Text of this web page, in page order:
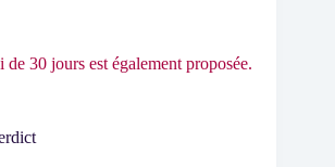
de 30 jours est également proposée.